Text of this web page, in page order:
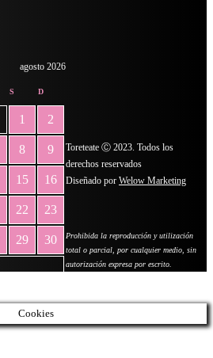
agosto 2026
S D
1 2
8 9
15 16
22 23
29 30
Toreteate Ⓒ 2023. Todos los
derechos reservados
Diseñado por Welow Marketing
Prohibida la reproducción y utilización
total o parcial, por cualquier medio, sin
autorización expresa por escrito.
Cookies